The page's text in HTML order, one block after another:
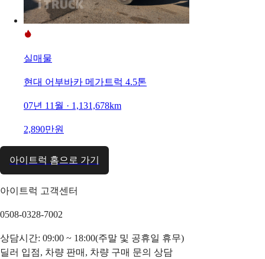
실매물
현대 어부바카 메가트럭 4.5톤
07년 11월 · 1,131,678km
2,890만원
아이트럭 홈으로 가기
아이트럭 고객센터
0508-0328-7002
상담시간: 09:00 ~ 18:00(주말 및 공휴일 휴무)
딜러 입점, 차량 판매, 차량 구매 문의 상담